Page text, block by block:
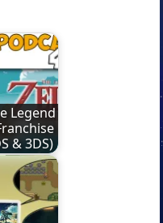
Legend
& 3DS)